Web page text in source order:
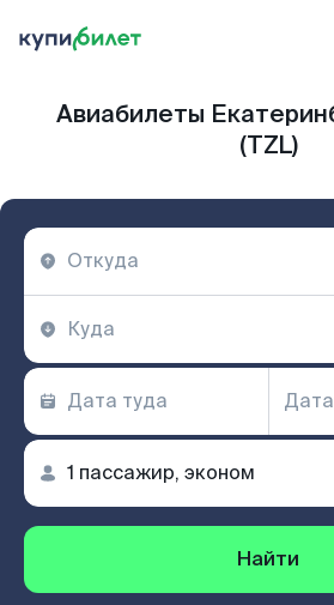
Авиабилеты
(TZL)
Найти